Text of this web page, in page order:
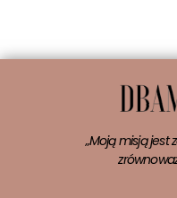
„Moją misją